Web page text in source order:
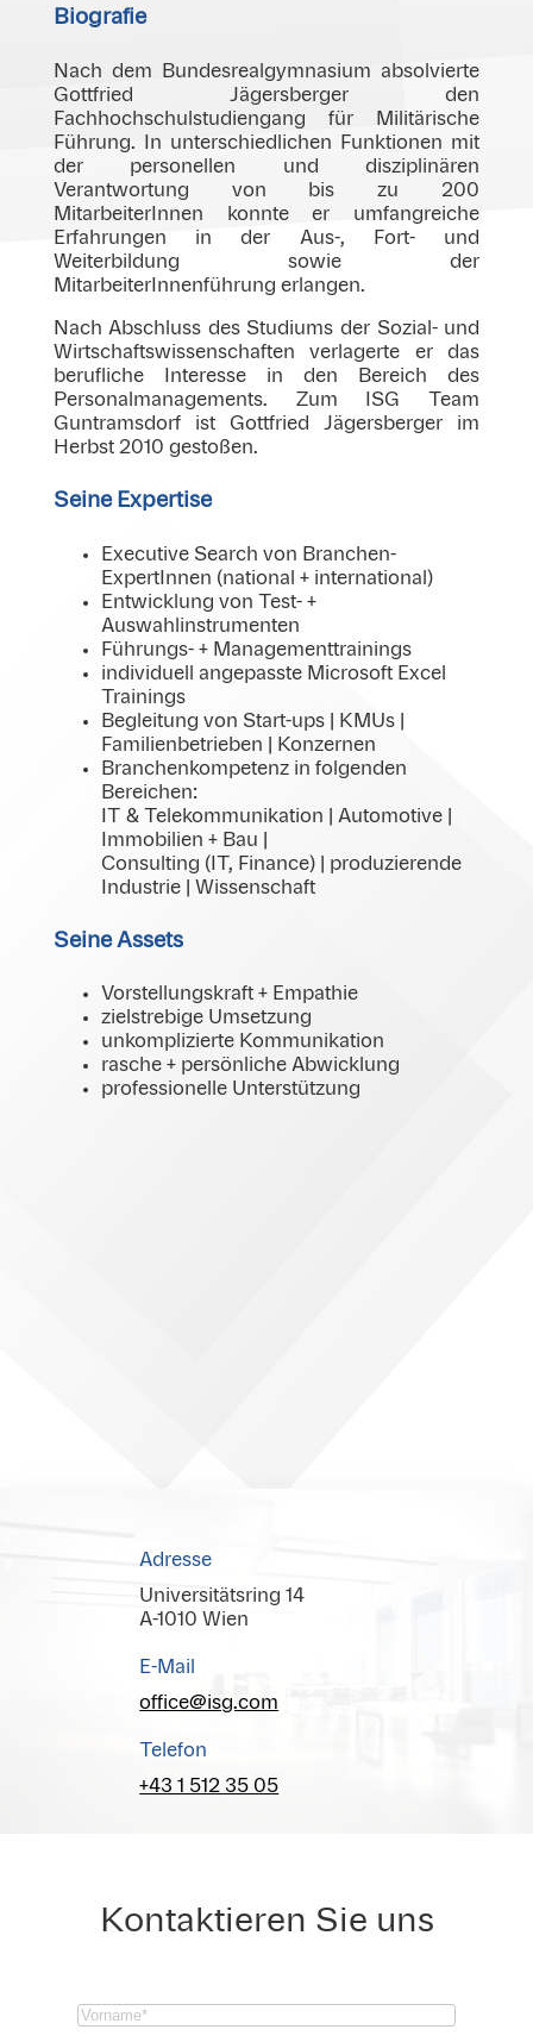
Biografie
Nach dem Bundesrealgymnasium absolvierte
Gottfried Jägersberger den
Fachhochschulstudiengang für Militärische
Führung. In unterschiedlichen Funktionen mit
der personellen und disziplinären
Verantwortung von bis zu 200
MitarbeiterInnen konnte er umfangreiche
Erfahrungen in der Aus-, Fort- und
Weiterbildung sowie der
MitarbeiterInnenführung erlangen.
Nach Abschluss des Studiums der Sozial- und
Wirtschaftswissenschaften verlagerte er das
berufliche Interesse in den Bereich des
Personalmanagements. Zum ISG Team
Guntramsdorf ist Gottfried Jägersberger im
Herbst 2010 gestoßen.
Seine Expertise
Executive Search von Branchen-
ExpertInnen (national + international)
Entwicklung von Test- +
Auswahlinstrumenten
Führungs- + Managementtrainings
individuell angepasste Microsoft Excel
Trainings
Begleitung von Start-ups | KMUs |
Familienbetrieben | Konzernen
Branchenkompetenz in folgenden
Bereichen:
IT & Telekommunikation | Automotive |
Immobilien + Bau |
Consulting (IT, Finance) | produzierende
Industrie | Wissenschaft
Seine Assets
Vorstellungskraft + Empathie
zielstrebige Umsetzung
unkomplizierte Kommunikation
rasche + persönliche Abwicklung
professionelle Unterstützung
Adresse
Universitätsring 14
A-1010 Wien
E-Mail
office@isg.com
Telefon
+43 1 512 35 05
Kontaktieren Sie uns
Vorname